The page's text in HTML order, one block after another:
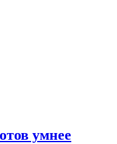
умнее